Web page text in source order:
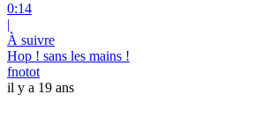
0:14
|
À suivre
Hop ! sans les mains !
fnotot
il y a 19 ans